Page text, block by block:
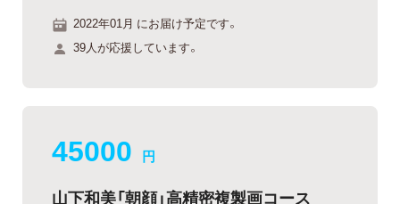
2022年01月 にお届け予定です。
39人が応援しています。
45000 円
山下和美「朝顔」高精密複製画コース